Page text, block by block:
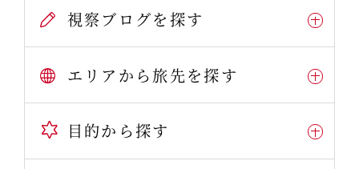
視察ブログを探す
エリアから旅先を探す
目的から探す